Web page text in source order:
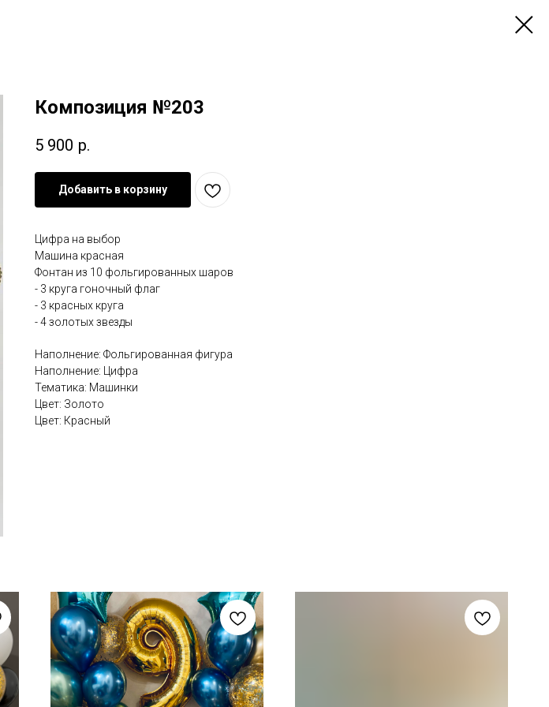
Композиция №203
5 900 р.
Добавить в корзину
Цифра на выбор
Машина красная
Фонтан из 10 фольгированных шаров
- 3 круга гоночный флаг
- 3 красных круга
- 4 золотых звезды
Наполнение: Фольгированная фигура
Наполнение: Цифра
Тематика: Машинки
Цвет: Золото
Цвет: Красный